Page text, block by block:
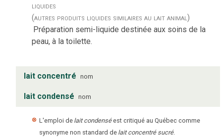
liquides
(autres produits liquides similaires au lait animal)
Préparation semi-liquide destinée aux soins de la
peau, à la toilette.
lait concentré nom
lait condensé nom
L'emploi de lait condenséest critiqué au Québec comme
synonyme non standard de lait concentré sucré.